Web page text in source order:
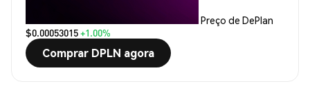
Preço de DePlan
$0.00053015+1.00%
Comprar DPLN agora